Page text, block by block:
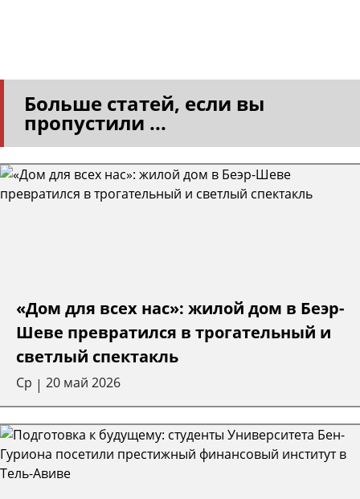
Больше статей, если вы
пропустили ...
«Дом для всех нас»: жилой дом в Беэр-
Шеве превратился в трогательный и
светлый спектакль
Ср | 20 май 2026